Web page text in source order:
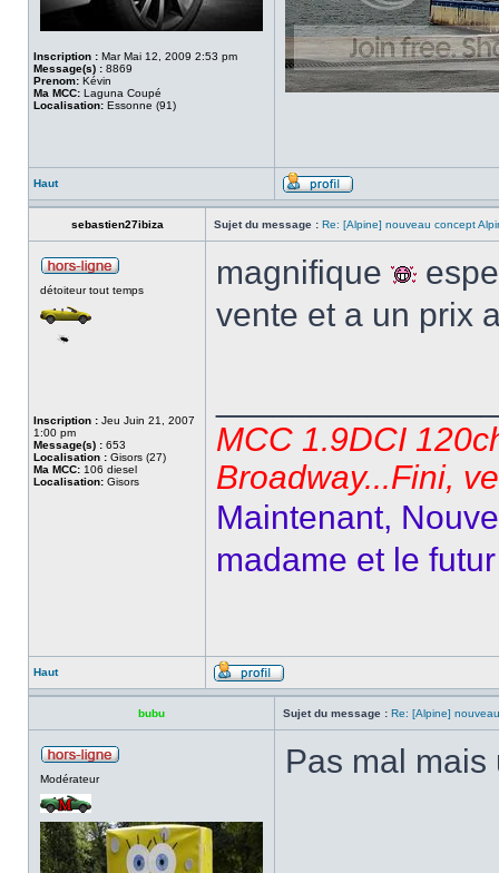
Inscription : Mar Mai 12, 2009 2:53 pm
Message(s) : 8869
Prenom: Kévin
Ma MCC: Laguna Coupé
Localisation: Essonne (91)
Haut
sebastien27ibiza Sujet du message : Re: [Alpine] nouveau concept
détoiteur tout temps
Inscription : Jeu Juin 21, 2007
1:00 pm
Message(s) : 653
Localisation : Gisors (27)
Ma MCC: 106 diesel
Localisation: Gisors
magnifique
vente et a un prix
MCC 1.9DCI
Broadway...Fini,
Maintenant,
madame et le
Haut
bubu Sujet du message : Re: [Alpine]
Modérateur Pas mal